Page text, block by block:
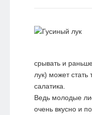
срывать и
лук) может
салатика.
Ведь молодые
очень вкусно и